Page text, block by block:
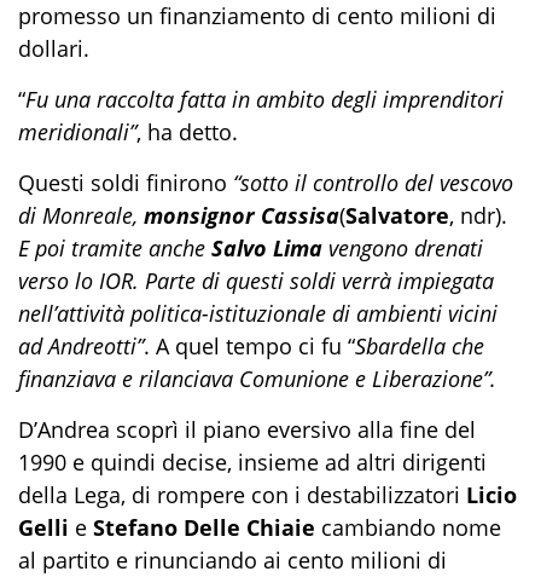
promesso un finanziamento di cento milioni di
dollari.
“Fu una raccolta fatta in ambito degli imprenditori
meridionali”, ha detto.
Questi soldi finirono “sotto il controllo del vescovo
di Monreale, monsignor Cassisa(Salvatore, ndr).
E poi tramite anche Salvo Lima vengono drenati
verso lo IOR. Parte di questi soldi verrà impiegata
nell’attività politica-istituzionale di ambienti vicini
ad Andreotti”. A quel tempo ci fu “Sbardella che
finanziava e rilanciava Comunione e Liberazione”.
D’Andrea scoprì il piano eversivo alla fine del
1990 e quindi decise, insieme ad altri dirigenti
della Lega, di rompere con i destabilizzatori Licio
Gelli e Stefano Delle Chiaie cambiando nome
al partito e rinunciando ai cento milioni di